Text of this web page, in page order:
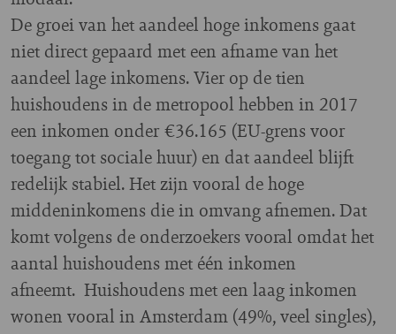
De groei van het aandeel hoge inkomens gaat
niet direct gepaard met een afname van het
aandeel lage inkomens. Vier op de tien
huishoudens in de metropool hebben in 2017
een inkomen onder €36.165 (EU-grens voor
toegang tot sociale huur) en dat aandeel blijft
redelijk stabiel. Het zijn vooral de hoge
middeninkomens die in omvang afnemen. Dat
komt volgens de onderzoekers vooral omdat het
aantal huishoudens met één inkomen
afneemt. Huishoudens met een laag inkomen
wonen vooral in Amsterdam (49%, veel singles),